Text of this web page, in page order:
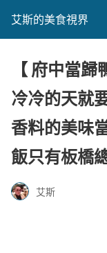
艾斯的美食視界
【 府中當
冷冷的天就
香料的美味
飯只有板橋
艾斯